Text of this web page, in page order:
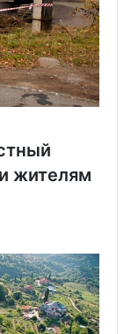
жителям